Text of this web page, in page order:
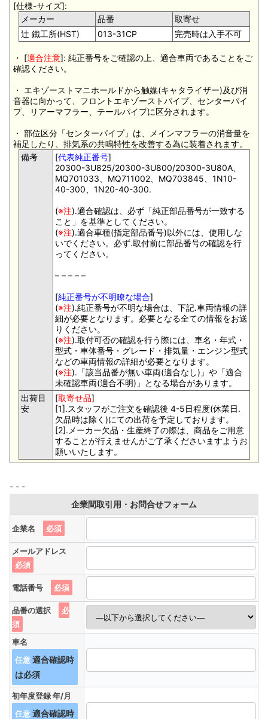
[仕様-サイズ]:
メーカー
品番
取寄せ
辻 鐵工所(HST)
013-31CP 完売時は入手不可
・ [適合注意]: 純正番号をご確認の上、適合車両であることをご
確認ください。
・ エキゾーストマニホールドから触媒(キャタライザー)及び消
音器に向かって、フロントエキゾーストパイプ、センターパイ
プ、リアーマフラー、テールパイプに区分されます。
・ 部位区分「センターパイプ」は、メインマフラーの消音量を
補足したり、排気系の共鳴特性を改善する為に装着されます。
備考
[代表純正番号]
20300-3U825/20300-3U800/20300-3U80A、
MQ701033、MQ711002、MQ703845、1N10-
40-300、1N20-40-300.
(※注).適合確認は、必ず「純正部品番号が一致する
こと」を基準としてください。
(※注).適合車種(指定部品番号)以外には、使用しな
いでください。必ず.取付前に部品番号の確認を行
ってください。
– – – – –
[純正番号が不明瞭な場合]
(※注).純正番号が不明な場合は、下記.車両情報の詳
細が必要となります。必要となる全ての情報をお送
りください。
(※注).取付可否の確認を行う際には、車名・年式・
型式・車体番号・グレード・排気量・エンジン型式
などの車両情報の詳細が必要となります。
(※注).「該当品番が無い車両(適合なし)」や「適合
未確認車両(適合不明)」となる場合があります。
出荷目
安
[取寄せ品]
[1].スタッフがご注文を確認後 4-5日程度(休業日.
欠品時は除く)にての出荷を予定しております。
[2].メーカー欠品・生産終了の際は、商品をご用意
することが行えませんがご了承くださいますようお
願いいたします。
企業間取引用・お問合せフォーム
企業名 必須
メールアドレス
必須
電話番号 必須
品番の選択
必
須
車名
任意
初年度登録 年/月
任意